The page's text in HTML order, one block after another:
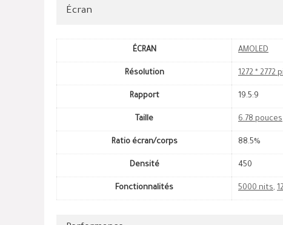
Écran
ÉCRAN AMOLED
Résolution 1272 * 2772
Rapport 19.5:9
Taille 6.78 pouces
Ratio écran/corps 88.5%
Densité 450
Fonctionnalités 5000 nits,